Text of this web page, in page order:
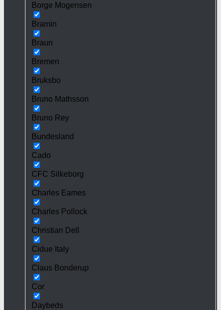
Borge Mogensen
Bramin
Braun
Bremen
Bruksbo
Bruno Mathsson
Bruno Rey
Bundesland
Cado
CFC Silkeborg
Charles Eames
Charles Pollock
Christian Dell
Cidue Italy
Claus Bonderup
Cor
Daybeds